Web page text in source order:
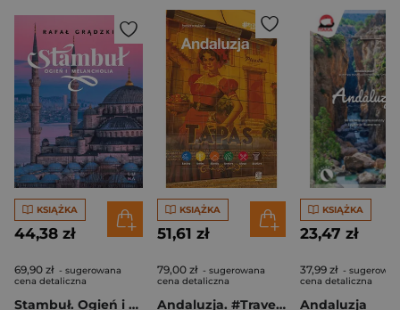
KSIĄŻKA
44,38 zł
69,90 zł - sugerowana
cena detaliczna
Stambuł. Ogień i melancholia
KSIĄŻKA
51,61 zł
79,00 zł - sugerowana
cena detaliczna
Andaluzja. #Travel&Style wyd. 2
KSIĄŻKA
23,47 zł
37,99 zł -
cena detaliczna
Andaluzja